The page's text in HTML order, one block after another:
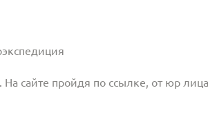
сайте пройдя по ссылке, от юр